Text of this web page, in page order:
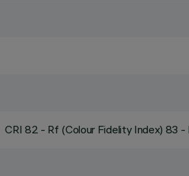
CRI 82 - Rf (Colour Fidelity Index) 83